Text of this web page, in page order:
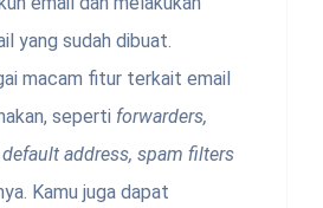
yang sudah dibuat.
macam fitur terkait email
seperti forwarders,
address, spam filters
Kamu juga dapat